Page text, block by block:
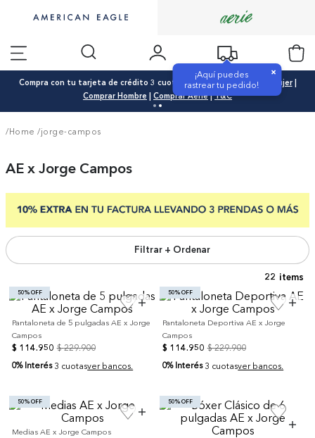
¡Aquí puedes
rastrear tu pedido!
×
Compra con tu tarjeta de crédito 3 cuotas 0% interés |Comprar Mujer|
Comprar Hombre | Comprar Aerie|T&C
/Home /jorge-campos
AE x Jorge Campos
Filtrar + Ordenar
22
50% OFF
Pantaloneta de 5 pulgadas AE x Jorge
Campos
$ 114.950 $ 229.900
0% Interés 3 cuotasver bancos.
50% OFF
Pantaloneta Deportiva AE x Jorge
Campos
$ 114.950 $ 229.900
0% Interés 3 cuotasver bancos.
50% OFF
Medias AE x Jorge Campos
50% OFF